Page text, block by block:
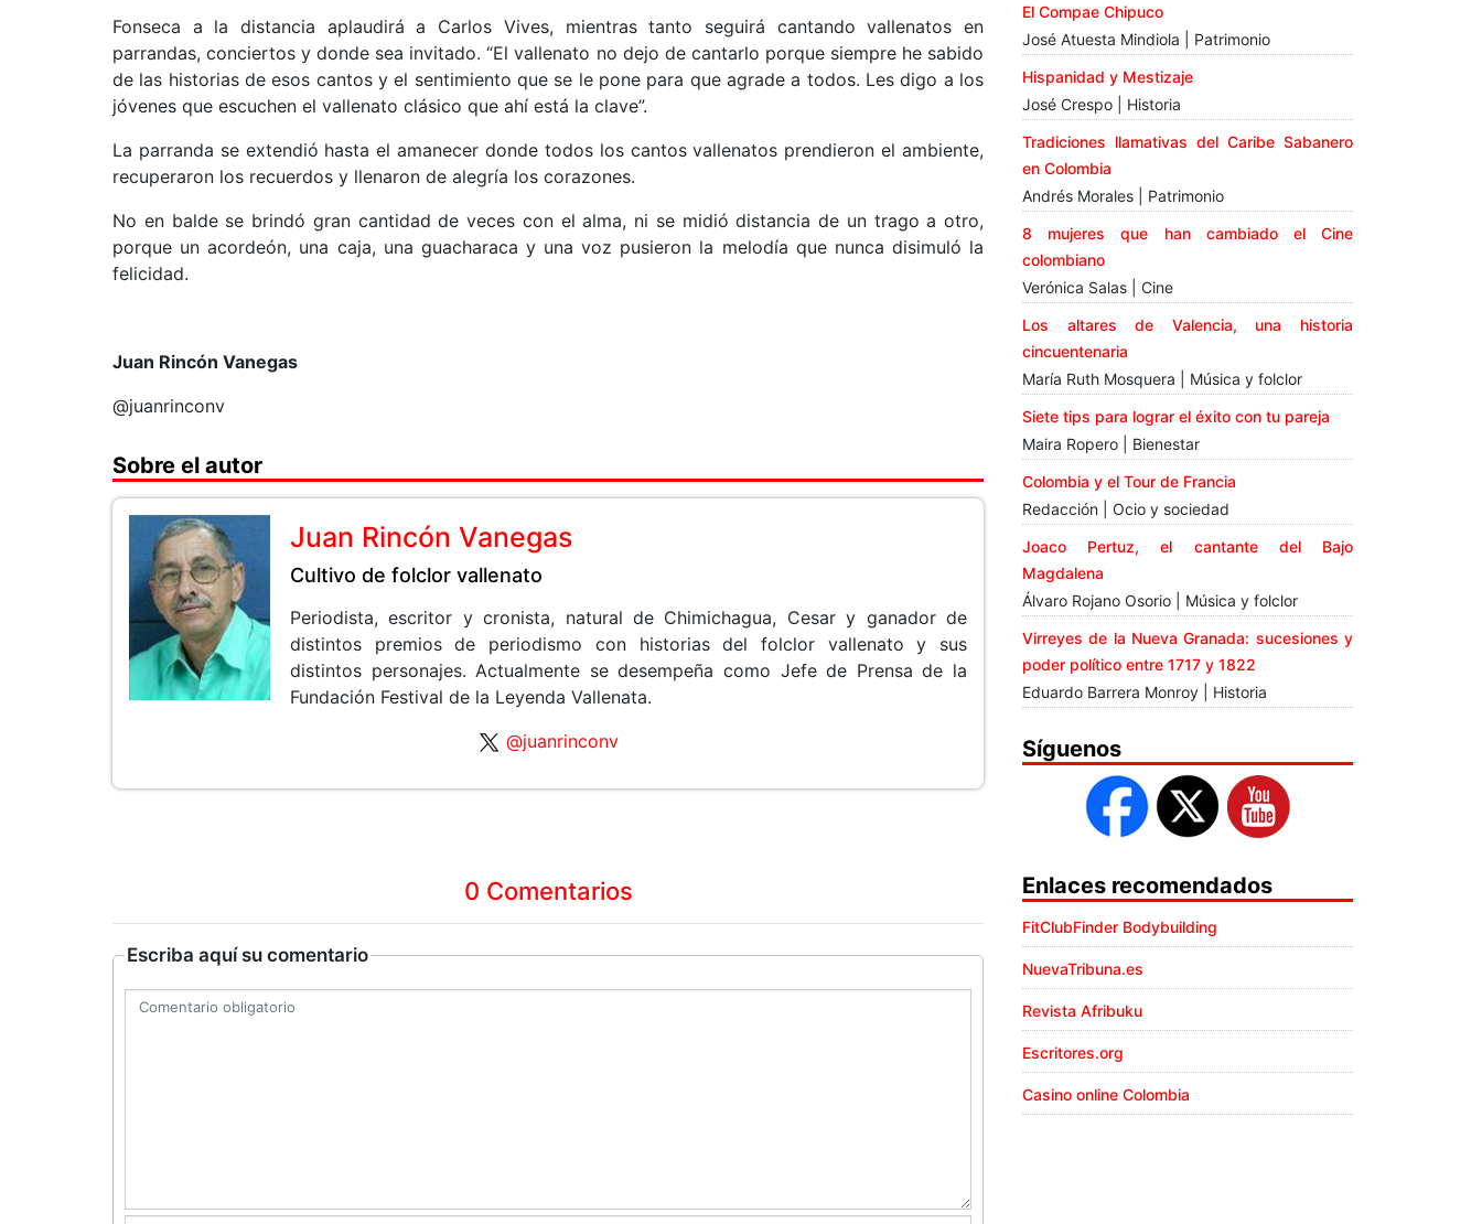
Fonseca a la distancia aplaudirá a Carlos Vives, mientras tanto seguirá cantando vallenatos en
parrandas, conciertos y donde sea invitado. “El vallenato no dejo de cantarlo porque siempre he sabido
de las historias de esos cantos y el sentimiento que se le pone para que agrade a todos. Les digo a los
jóvenes que escuchen el vallenato clásico que ahí está la clave”.
La parranda se extendió hasta el amanecer donde todos los cantos vallenatos prendieron el ambiente,
recuperaron los recuerdos y llenaron de alegría los corazones.
No en balde se brindó gran cantidad de veces con el alma, ni se midió distancia de un trago a otro,
porque un acordeón, una caja, una guacharaca y una voz pusieron la melodía que nunca disimuló la
felicidad.
Juan Rincón Vanegas
@juanrinconv
Sobre el autor
Juan Rincón Vanegas
Cultivo de folclor vallenato
Periodista, escritor y cronista, natural de Chimichagua, Cesar y ganador de
distintos premios de periodismo con historias del folclor vallenato y sus
distintos personajes. Actualmente se desempeña como Jefe de Prensa de la
Fundación Festival de la Leyenda Vallenata.
@juanrinconv
0 Comentarios
Escriba aquí su comentario
El Compae Chipuco
José Atuesta Mindiola | Patrimonio
Hispanidad y Mestizaje
José Crespo | Historia
Tradiciones llamativas del Caribe Sabanero
en Colombia
Andrés Morales | Patrimonio
8 mujeres que han cambiado el Cine
colombiano
Verónica Salas | Cine
Los altares de Valencia, una historia
cincuentenaria
María Ruth Mosquera | Música y folclor
Siete tips para lograr el éxito con tu pareja
Maira Ropero | Bienestar
Colombia y el Tour de Francia
Redacción | Ocio y sociedad
Joaco Pertuz, el cantante del Bajo
Magdalena
Álvaro Rojano Osorio | Música y folclor
Virreyes de la Nueva Granada: sucesiones y
poder político entre 1717 y 1822
Eduardo Barrera Monroy | Historia
Síguenos
Enlaces recomendados
FitClubFinder Bodybuilding
NuevaTribuna.es
Revista Afribuku
Escritores.org
Casino online Colombia